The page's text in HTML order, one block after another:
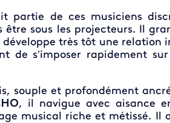
partie de ces musiciens
sous les projecteurs. Il
très tôt une relation
de s’imposer rapidement
souple et profondément
, il navigue avec aisance
musical riche et métissé. Il